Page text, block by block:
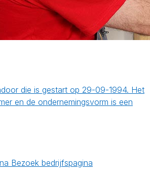
die is gestart op 29-09-1994. Het
en de ondernemingsvorm is een
Bezoek bedrijfspagina